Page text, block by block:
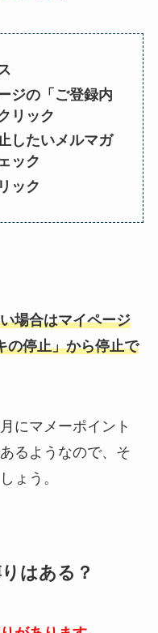
ジの「ご登録内
リック
したいメルマガ
ック
ック
場合はマイページ
の停止」から停止で
にマメーポイント
るようなので、そ
ょう。
はある？